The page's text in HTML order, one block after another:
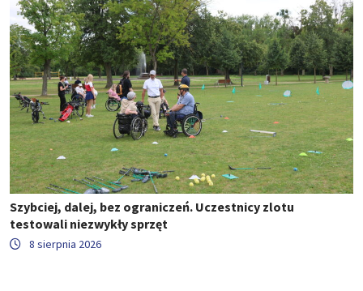
Szybciej, dalej, bez ograniczeń. Uczestnicy zlotu
testowali niezwykły sprzęt
8 sierpnia 2026